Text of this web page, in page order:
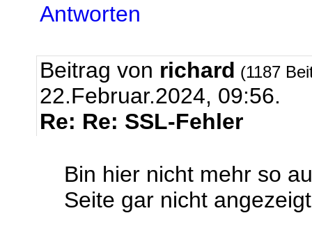
Antworten
Beitrag von richard (1187
22.Februar.2024, 09:56.
Re: Re: SSL-Fehler
Bin hier nicht mehr so
Seite gar nicht